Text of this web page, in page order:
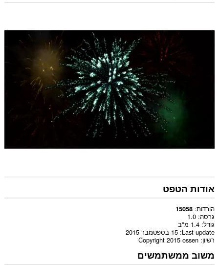
אודות הטפט
הורדות 15058
גרסה 1.0
גודל 1.4 מ"ב
Last update 15 בספטמבר 2015
רשיון Copyright 2015 ossen
משוב ממשתמשים